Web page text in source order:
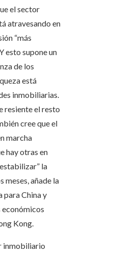
el sector
atravesando en
“más
esto supone un
de los
está
inmobiliarias.
resiente el resto
cree que el
marcha
hay otras en
la
meses, añade la
para China y
económicos
Kong.
inmobiliario